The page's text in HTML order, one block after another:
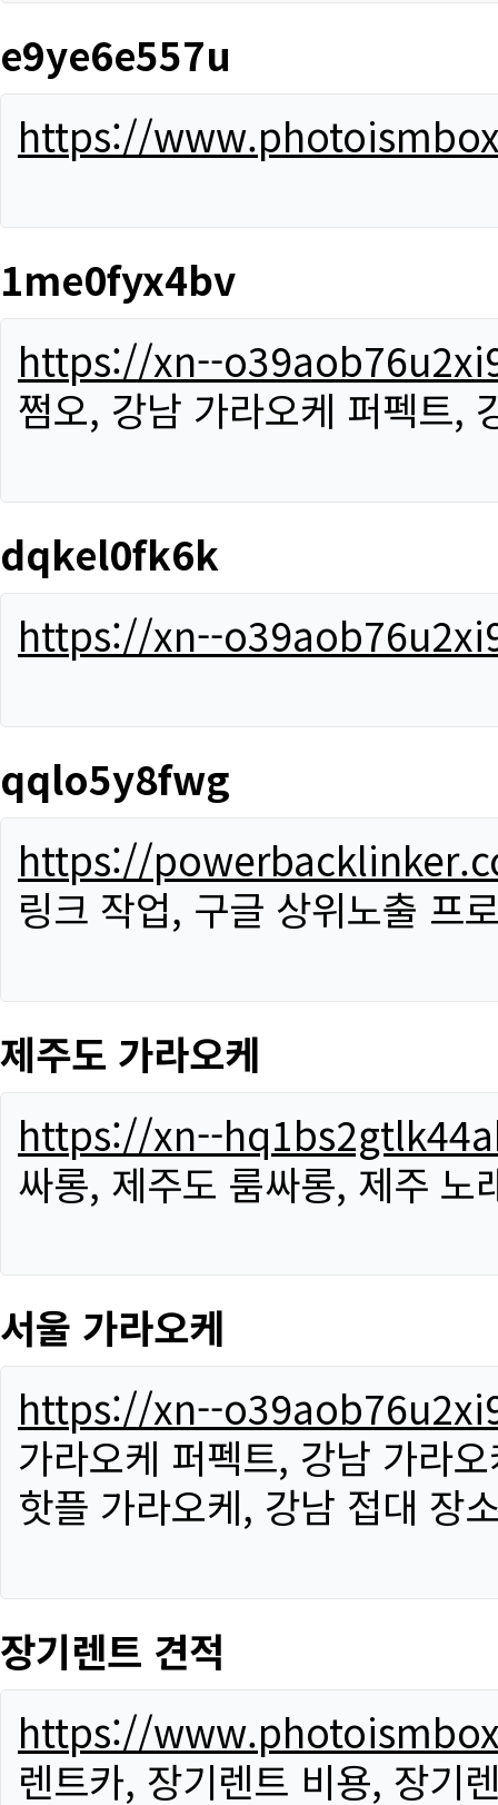
e9ye6e557u
https://
1me0fyx4bv
https://xn--
쩜오, 강남 가라오케 퍼펙트,
dqkel0fk6k
https://xn--
qqlo5y8fwg
https://
링크 작업, 구글 상위노출 프
제주도 가라오케
https://xn--
싸롱, 제주도 룸싸롱, 제주 노
서울 가라오케
https://xn--
가라오케 퍼펙트, 강남 가라
핫플 가라오케, 강남 접대 장
장기렌트 견적
https://
렌트카, 장기렌트 비용, 장기